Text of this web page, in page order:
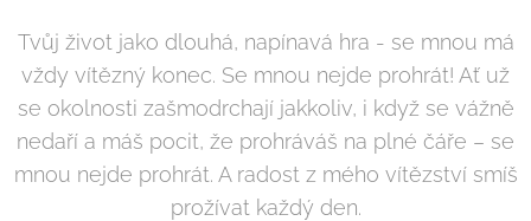
Tvůj život jako dlouhá, napínavá hra - se mnou má
vždy vítězný konec. Se mnou nejde prohrát! Ať už
se okolnosti zašmodrchají jakkoliv, i když se vážně
nedaří a máš pocit, že prohráváš na plné čáře – se
mnou nejde prohrát. A radost z mého vítězství smíš
prožívat každý den.